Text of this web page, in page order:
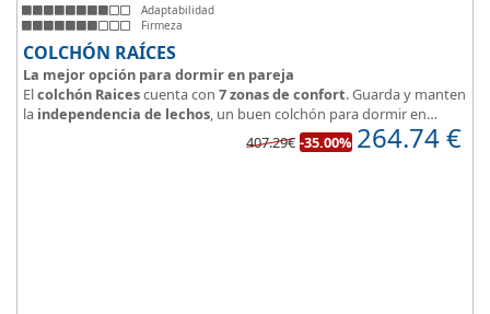
Adaptabilidad
Firmeza
COLCHÓN RAÍCES
La mejor opción para dormir en pareja
Elcolchón Raicescuenta con 7 zonas de confort. Guarda y manten
la independencia de lechos, un buen colchón para dormir en
Las personas calurosas agradecerán su tejido 3D y la gran
407.29€ -35.00% 264.74€